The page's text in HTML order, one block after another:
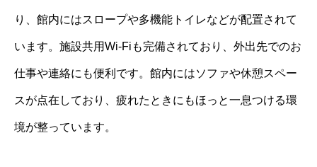
り、館内にはスロープや多機能トイレなどが配置されて
います。施設共用Wi-Fiも完備されており、外出先でのお
仕事や連絡にも便利です。館内にはソファや休憩スペー
スが点在しており、疲れたときにもほっと一息つける環
境が整っています。